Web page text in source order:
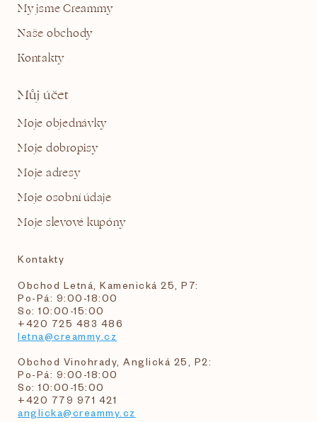
My jsme Creammy
Naše obchody
Kontakty
Můj účet
Moje objednávky
Moje dobropisy
Moje adresy
Moje osobní údaje
Moje slevové kupóny
Kontakty
Obchod Letná, Kamenická 25, P7:
Po-Pá: 9:00-18:00
So: 10:00-15:00
+420 725 483 486
letna@creammy.cz
Obchod Vinohrady, Anglická 25, P2:
Po-Pá: 9:00-18:00
So: 10:00-15:00
+420 779 971 421
anglicka@creammy.cz